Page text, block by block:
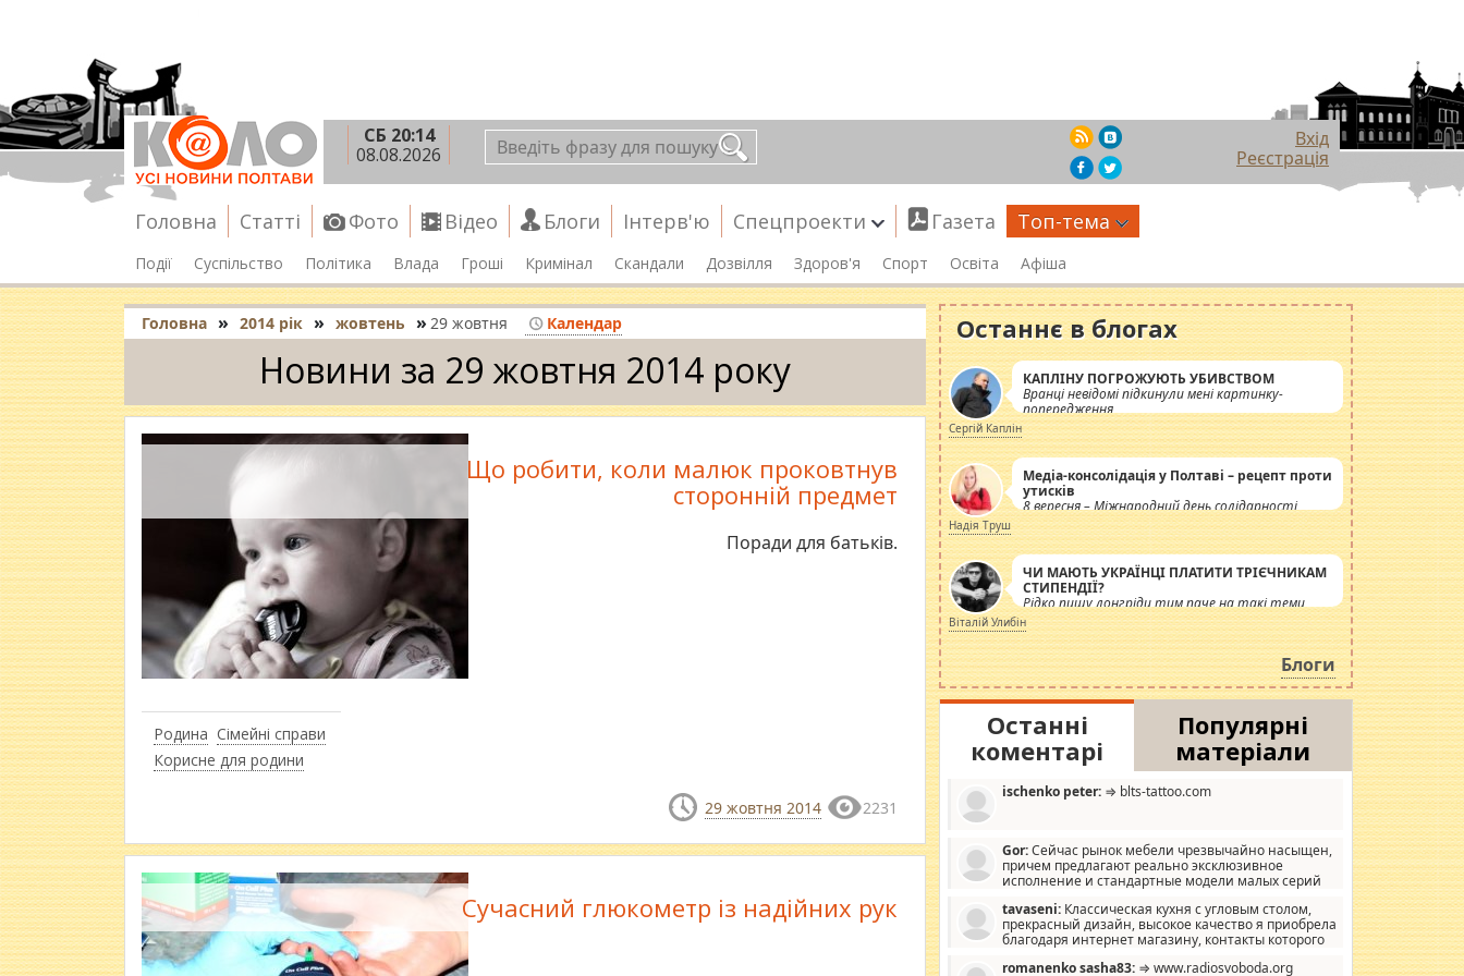
СБ 20:14
08.08.2026
Вхід
Реєстрація
Головна Статті Фото Відео Блоги Інтерв'ю Спецпроекти Газета Топ-тема
Події Суспільство Політика Влада Гроші Кримінал Скандали Дозвілля Здоров'я Спорт Освіта Афіша
Головна » 2014 рік » жовтень » 29 жовтня Календар
Новини за 29 жовтня 2014 року
Родина Сімейні справи
Корисне для родини
Що робити, коли малюк проковтнув
сторонній предмет
Поради для батьків.
29 жовтня 2014 2231
Сучасний глюкометр із надійних рук
Останнє в блогах
КАПЛІНУ ПОГРОЖУЮТЬ УБИВСТВОМ
Вранці невідомі підкинули мені картинку-
попередження
Сергій Каплін
Медіа-консолідація у Полтаві – рецепт проти
утисків
8 вересня – Міжнародний день солідарності
журналістів.
Надія Труш
ЧИ МАЮТЬ УКРАЇНЦІ ПЛАТИТИ ТРІЄЧНИКАМ
СТИПЕНДІЇ?
Рідко пишу лонгріди тим паче на такі теми,
але вже просто дістало! Обурюють сьогоднішні
інсенуації навколо стипендіального питання.
Штучно роздувається ще одна соціальна
катастрофа.
Віталій Улибін
Блоги
Останні
коментарі
Популярні
матеріали
ischenko peter: ⇒ blts-tattoo.com
Gor:Сейчас рынок мебели чрезвычайно насыщен,
причем предлагают реально эксклюзивное
исполнение и стандартные модели малых серий
дизайну, мало походит на стандартные формы, в MebelOk,
креативненько и что главное - со вкусом все в порядке,
без ненужных наворотов удорожающих мебель, а это не
tavaseni: Классическая кухня с угловым столом,
прекрасный дизайн, высокое качество я приобрела
благодаря интернет магазину, контакты которого
romanenko sasha83: ⇒ www.radiosvoboda.org